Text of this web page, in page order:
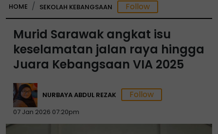
HOME SEKOLAH KEBANGSAAN
Murid Sarawak angkat isu
keselamatan jalan raya hingga
Juara Kebangsaan VIA 2025
NURBAYA ABDUL REZAK
07 Jan 2026 07:20pm